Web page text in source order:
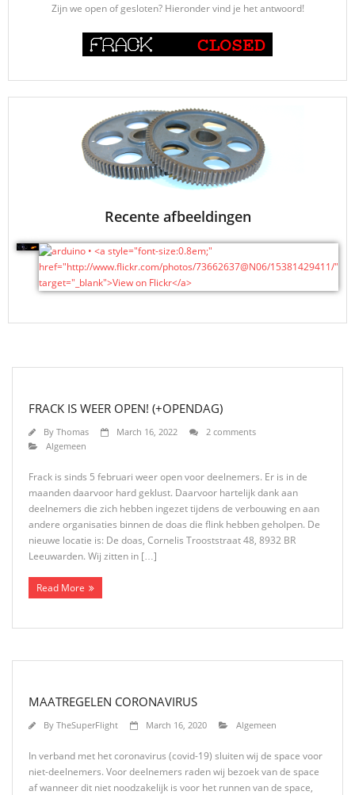
Zijn we open of gesloten? Hieronder vind je het antwoord!
Recente afbeeldingen
FRACK IS WEER OPEN! (+OPENDAG)
By Thomas March 16, 2022
2 comments
Algemeen
Frack is sinds 5 februari weer open voor deelnemers. Er is in de
maanden daarvoor hard geklust. Daarvoor hartelijk dank aan
deelnemers die zich hebben ingezet tijdens de verbouwing en aan
andere organisaties binnen de doas die flink hebben geholpen. De
nieuwe locatie is: De doas, Cornelis Trooststraat 48, 8932 BR
Leeuwarden. Wij zitten in […]
Read More
MAATREGELEN CORONAVIRUS
By TheSuperFlight March 16, 2020 Algemeen
In verband met het coronavirus (covid-19) sluiten wij de space voor
niet-deelnemers. Voor deelnemers raden wij bezoek van de space
af wanneer dit niet noodzakelijk is voor het runnen van de space,